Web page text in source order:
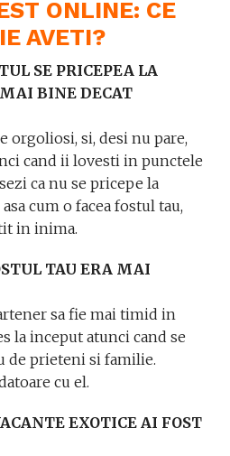
ONLINE: CE
AVETI?
SE PRICEPEA LA
BINE DECAT
orgoliosi, si, desi nu pare,
cand ii lovesti in punctele
ca nu se pricepe la
cum o facea fostul tau,
in inima.
TAU ERA MAI
sa fie mai timid in
la inceput atunci cand se
de prieteni si familie.
cu el.
EXOTICE AI FOST